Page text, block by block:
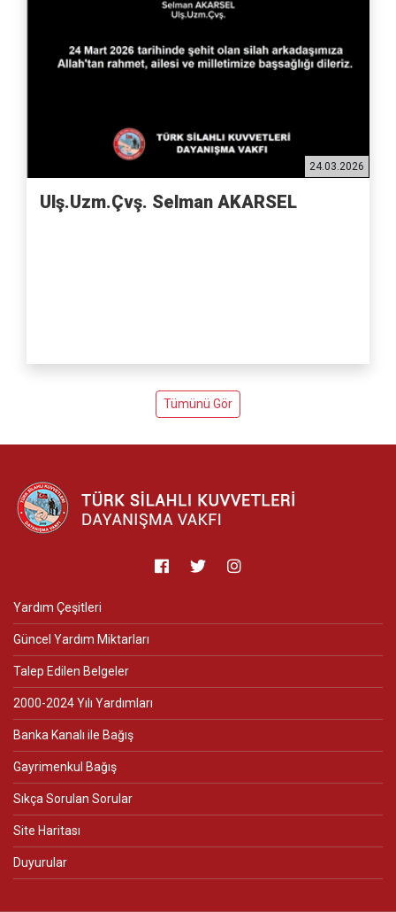
24.03.2026
Ulş.Uzm.Çvş. Selman AKARSEL
Tümünü Gör
Yardım Çeşitleri
Güncel Yardım Miktarları
Talep Edilen Belgeler
2000-2024 Yılı Yardımları
Banka Kanalı ile Bağış
Gayrimenkul Bağış
Sıkça Sorulan Sorular
Site Haritası
Duyurular